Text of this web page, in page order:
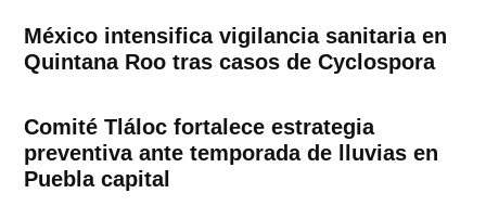
México intensifica vigilancia sanitaria en
Quintana Roo tras casos de Cyclospora
Comité Tláloc fortalece estrategia
preventiva ante temporada de lluvias en
Puebla capital